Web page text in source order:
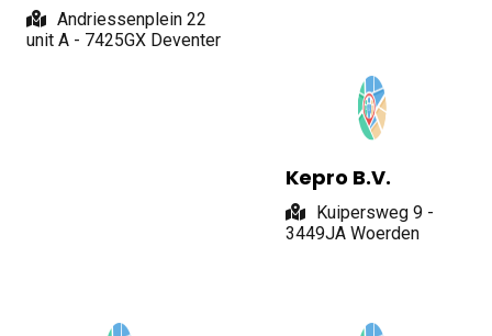
Andriessenplein 22
unit A - 7425GX Deventer
Kepro B.V.
Kuipersweg 9 -
3449JA Woerden